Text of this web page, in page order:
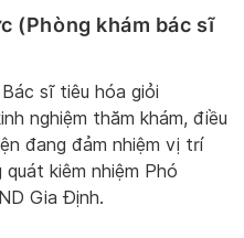
(Phòng khám bác sĩ
sĩ tiêu hóa giỏi
nghiệm thăm khám, điều
đang đảm nhiệm vị trí
kiêm nhiệm Phó
Gia Định.